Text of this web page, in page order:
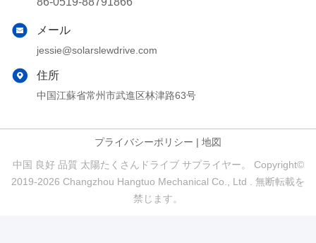
メール
jessie@solarslewdrive.com
住所
中国江蘇省常州市武進区林津路63号
プライバシーポリシー | 地図
中国 良好 品質 太陽たくさんドライブ サプライヤー。 Copyright©
2019-2026 Changzhou Hangtuo Mechanical Co., Ltd . 無断転載を
禁じます。